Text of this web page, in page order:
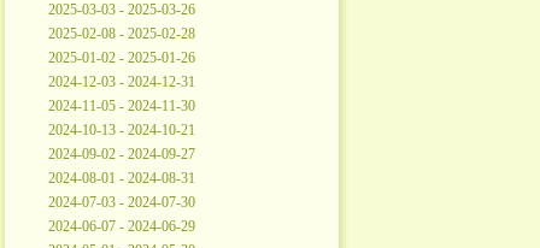
2025-03-03 - 2025-03-26
2025-02-08 - 2025-02-28
2025-01-02 - 2025-01-26
2024-12-03 - 2024-12-31
2024-11-05 - 2024-11-30
2024-10-13 - 2024-10-21
2024-09-02 - 2024-09-27
2024-08-01 - 2024-08-31
2024-07-03 - 2024-07-30
2024-06-07 - 2024-06-29